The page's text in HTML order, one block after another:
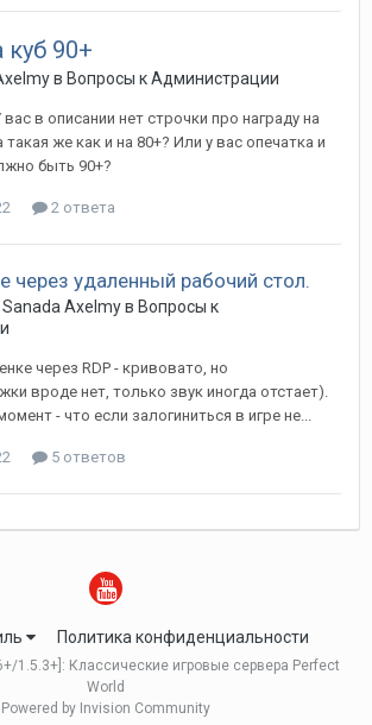
куб 90+
в Вопросы к Администрации
в описании нет строчки про награду на
такая же как и на 80+? Или у вас опечатка и
быть 90+?
2 ответа
через удаленный рабочий стол.
Sanada Axelmyв Вопросы к
через RDP - кривовато, но
вроде нет, только звук иногда отстает).
- что если залогиниться в игре не...
5 ответов
Политика конфиденциальности
1.5.3+]: Классические игровые сервера Perfect
World
Powered by Invision Community